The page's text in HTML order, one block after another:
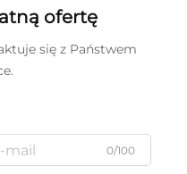
przechowywania
ofertę
się z Państwem
0/100